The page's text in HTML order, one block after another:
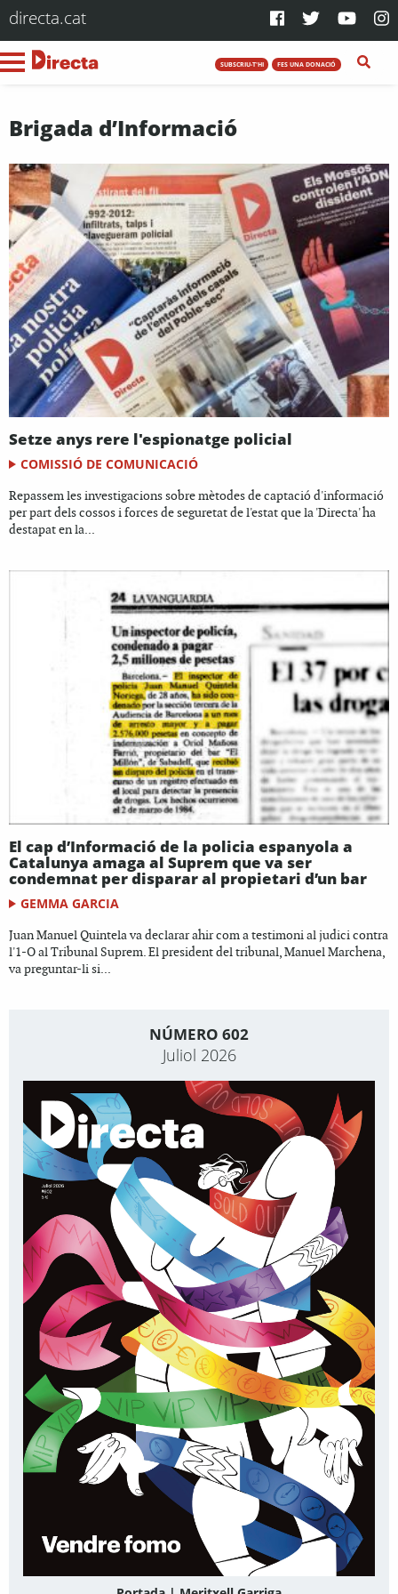
directa.cat
SUBSCRIU-T'HI FES UNA DONACIÓ
Brigada d’Informació
Setze anys rere l'espionatge policial
COMISSIÓ DE COMUNICACIÓ
Repassem les investigacions sobre mètodes de captació d'informació
per part dels cossos i forces de seguretat de l'estat que la 'Directa' ha
destapat en la...
El cap d’Informació de la policia espanyola a
Catalunya amaga al Suprem que va ser
condemnat per disparar al propietari d’un bar
GEMMA GARCIA
Juan Manuel Quintela va declarar ahir com a testimoni al judici contra
l'1-O al Tribunal Suprem. El president del tribunal, Manuel Marchena,
va preguntar-li si...
NÚMERO 602
Juliol 2026